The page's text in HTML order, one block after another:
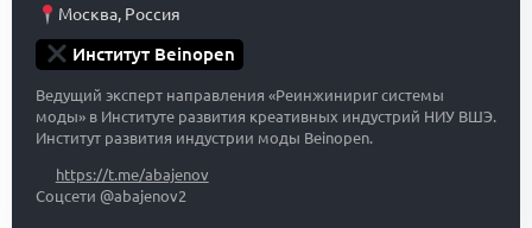
Москва, Россия
Институт Beinopen
Ведущий эксперт направления «Реинжинириг системы
моды» в Институте развития креативных индустрий НИУ ВШЭ.
Институт развития индустрии моды Beinopen.
https://t.me/abajenov
Соцсети @abajenov2